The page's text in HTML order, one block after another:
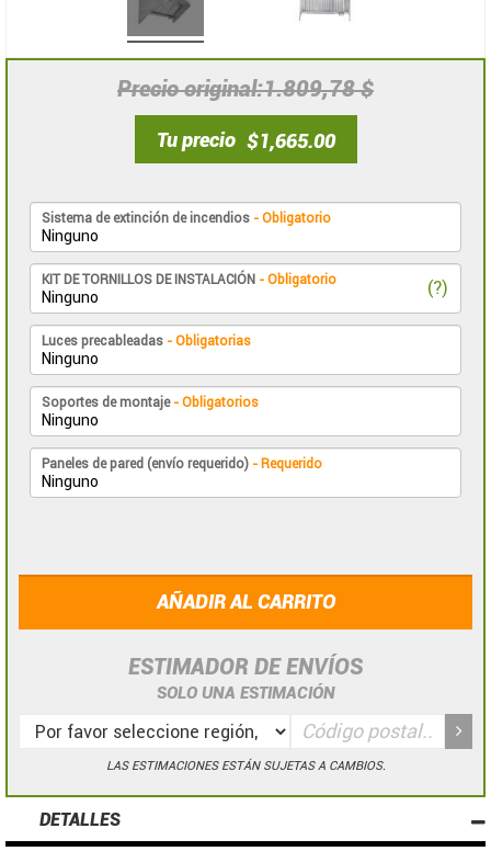
Precio original 1.809,78 $
Tu precio $1,665.00
Sistema de extinción de incendios - Obligatorio
KIT DE TORNILLOS DE INSTALACIÓN - Obligatorio (?)
Luces precableadas - Obligatorias
Soportes de montaje - Obligatorios
Paneles de pared (envío requerido) - Requerido
AÑADIR AL CARRITO
ESTIMADOR DE ENVÍOS
SOLO UNA ESTIMACIÓN
LAS ESTIMACIONES ESTÁN SUJETAS A CAMBIOS.
DETALLES